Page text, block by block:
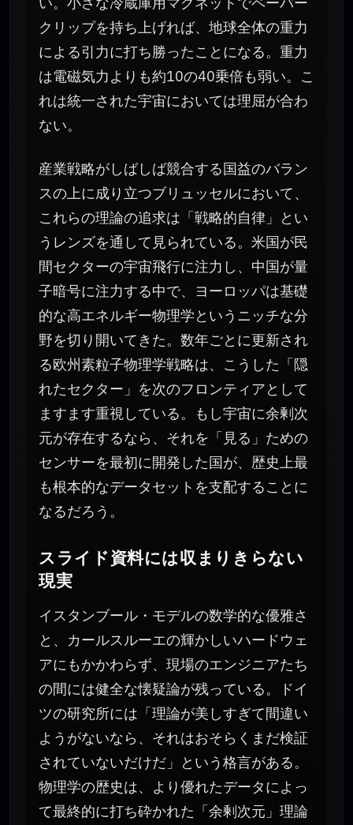
クリップを持ち上げれば、地球全体の重力
による引力に打ち勝ったことになる。重力
は電磁気力よりも約10の40乗倍も弱い。こ
れは統一された宇宙においては理屈が合わ
ない。
産業戦略がしばしば競合する国益のバラン
スの上に成り立つブリュッセルにおいて、
これらの理論の追求は「戦略的自律」とい
うレンズを通して見られている。米国が民
間セクターの宇宙飛行に注力し、中国が量
子暗号に注力する中で、ヨーロッパは基礎
的な高エネルギー物理学というニッチな分
野を切り開いてきた。数年ごとに更新され
る欧州素粒子物理学戦略は、こうした「隠
れたセクター」を次のフロンティアとして
ますます重視している。もし宇宙に余剰次
元が存在するなら、それを「見る」ための
センサーを最初に開発した国が、歴史上最
も根本的なデータセットを支配することに
なるだろう。
スライド資料には収まりきらない
現実
イスタンブール・モデルの数学的な優雅さ
と、カールスルーエの輝かしいハードウェ
アにもかかわらず、現場のエンジニアたち
の間には健全な懐疑論が残っている。ドイ
ツの研究所には「理論が美しすぎて間違い
ようがないなら、それはおそらくまだ検証
されていないだけだ」という格言がある。
物理学の歴史は、より優れたデータによっ
て最終的に打ち砕かれた「余剰次元」理論